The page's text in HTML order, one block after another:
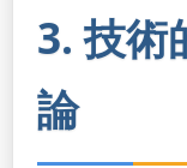
3. 技術
論